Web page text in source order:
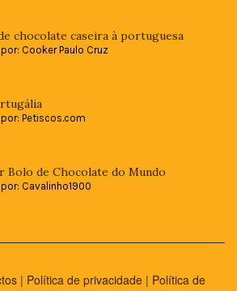
chocolate caseira à portuguesa
Cooker Paulo Cruz
Petiscos.com
Bolo de Chocolate do Mundo
Cavalinho1900
| Política de privacidade | Política de